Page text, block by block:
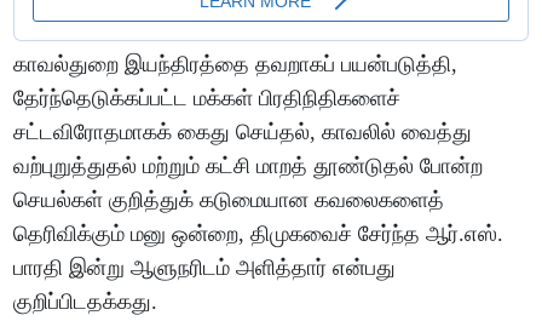
காவல்துறை இயந்திரத்தை தவறாகப் பயன்படுத்தி,
தேர்ந்தெடுக்கப்பட்ட மக்கள் பிரதிநிதிகளைச்
சட்டவிரோதமாகக் கைது செய்தல், காவலில் வைத்து
வற்புறுத்துதல் மற்றும் கட்சி மாறத் தூண்டுதல் போன்ற
செயல்கள் குறித்துக் கடுமையான கவலைகளைத்
தெரிவிக்கும் மனு ஒன்றை, திமுகவைச் சேர்ந்த ஆர்.எஸ்.
பாரதி இன்று ஆளுநரிடம் அளித்தார் என்பது
குறிப்பிடதக்கது.